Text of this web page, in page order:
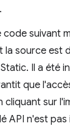
code suivant
la source est
Il a été
que
cliquant sur
API n'est pas